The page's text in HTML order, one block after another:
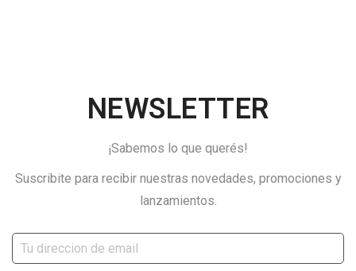
NEWSLETTER
¡Sabemos lo que querés!
Suscribite para recibir nuestras novedades, promociones y
lanzamientos.